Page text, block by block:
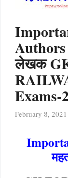
Authors
लेखक
Exams-
February 8, 2021